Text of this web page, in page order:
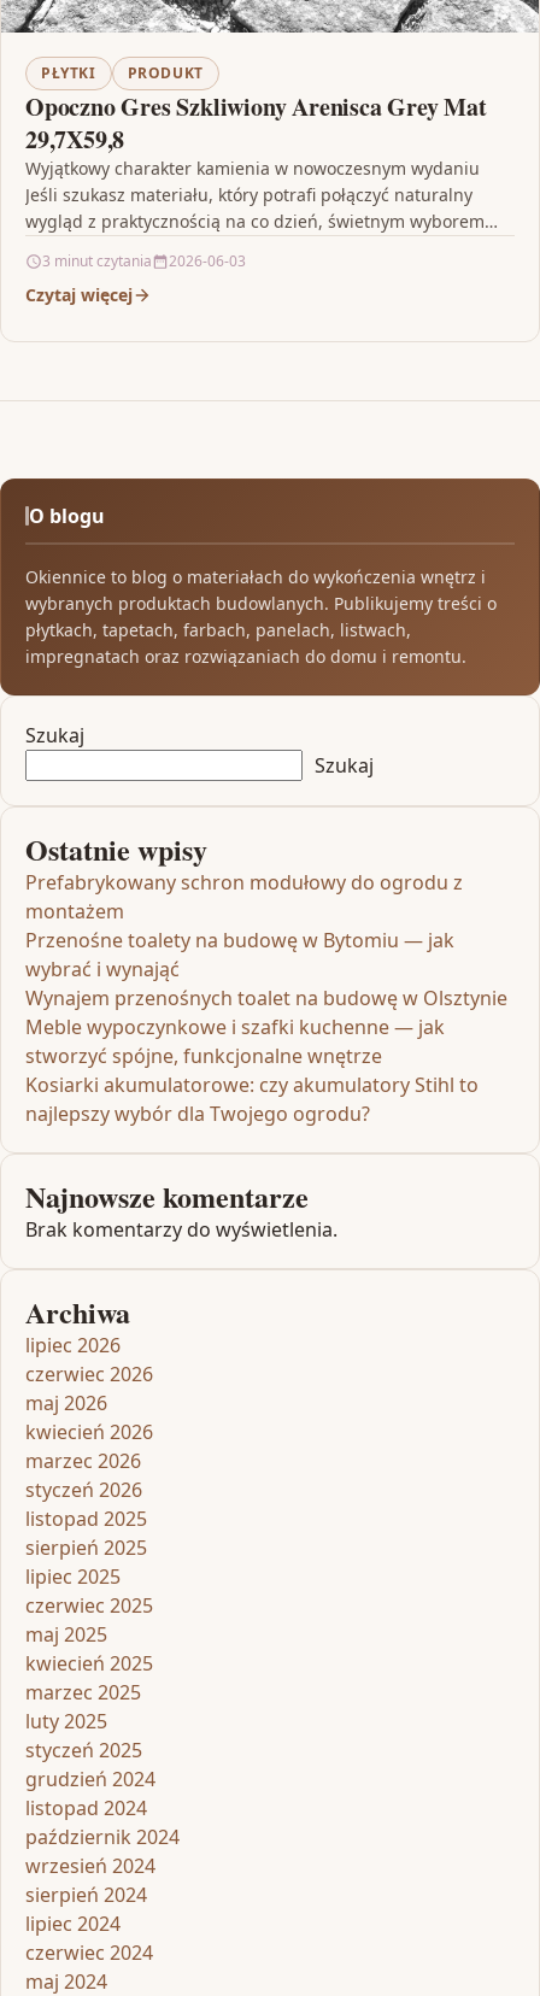
PŁYTKI PRODUKT
Opoczno Gres Szkliwiony Arenisca Grey Mat
29,7X59,8
Wyjątkowy charakter kamienia w nowoczesnym wydaniu
Jeśli szukasz materiału, który potrafi połączyć naturalny
wygląd z praktycznością na co dzień, świetnym wyborem
3 minut czytania 2026-06-03
Czytaj więcej
O blogu
Okiennice to blog o materiałach do wykończenia wnętrz i
wybranych produktach budowlanych. Publikujemy treści o
płytkach, tapetach, farbach, panelach, listwach,
impregnatach oraz rozwiązaniach do domu i remontu.
Szukaj
Szukaj
Ostatnie wpisy
Prefabrykowany schron modułowy do ogrodu z
montażem
Przenośne toalety na budowę w Bytomiu — jak
wybrać i wynająć
Wynajem przenośnych toalet na budowę w Olsztynie
Meble wypoczynkowe i szafki kuchenne — jak
stworzyć spójne, funkcjonalne wnętrze
Kosiarki akumulatorowe: czy akumulatory Stihl to
najlepszy wybór dla Twojego ogrodu?
Najnowsze komentarze
Brak komentarzy do wyświetlenia.
Archiwa
lipiec 2026
czerwiec 2026
maj 2026
kwiecień 2026
marzec 2026
styczeń 2026
listopad 2025
sierpień 2025
lipiec 2025
czerwiec 2025
maj 2025
kwiecień 2025
marzec 2025
luty 2025
styczeń 2025
grudzień 2024
listopad 2024
październik 2024
wrzesień 2024
sierpień 2024
lipiec 2024
czerwiec 2024
maj 2024